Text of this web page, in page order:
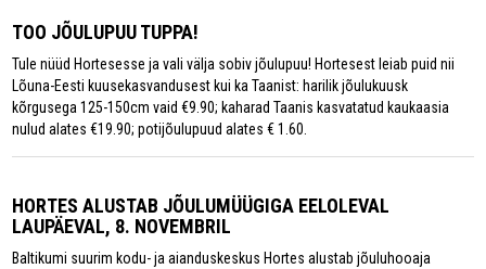
TOO JÕULUPUU TUPPA!
Tule nüüd Hortesesse ja vali välja sobiv jõulupuu! Hortesest leiab puid nii
Lõuna-Eesti kuusekasvandusest kui ka Taanist: harilik jõulukuusk
kõrgusega 125-150cm vaid €9.90; kaharad Taanis kasvatatud kaukaasia
nulud alates €19.90; potijõulupuud alates € 1.60.
HORTES ALUSTAB JÕULUMÜÜGIGA EELOLEVAL
LAUPÄEVAL, 8. NOVEMBRIL
Baltikumi suurim kodu- ja aianduskeskus Hortes alustab jõuluhooaja